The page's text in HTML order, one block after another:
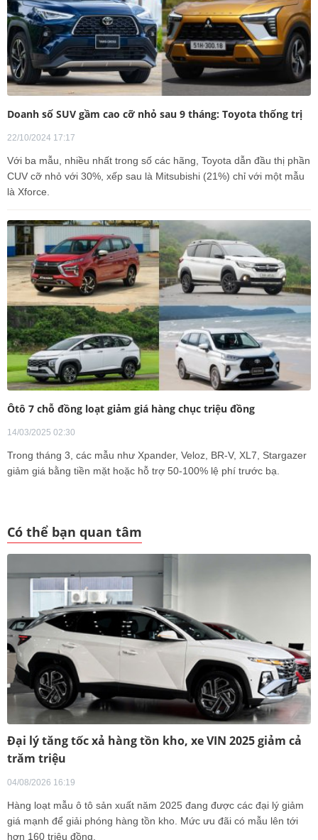
Doanh số SUV gầm cao cỡ nhỏ sau 9 tháng: Toyota thống trị
22/10/2024 17:17
Với ba mẫu, nhiều nhất trong số các hãng, Toyota dẫn đầu thị phần
CUV cỡ nhỏ với 30%, xếp sau là Mitsubishi (21%) chỉ với một mẫu
là Xforce.
Ôtô 7 chỗ đồng loạt giảm giá hàng chục triệu đồng
14/03/2025 02:30
Trong tháng 3, các mẫu như Xpander, Veloz, BR-V, XL7, Stargazer
giảm giá bằng tiền mặt hoặc hỗ trợ 50-100% lệ phí trước bạ.
Có thể bạn quan tâm
Đại lý tăng tốc xả hàng tồn kho, xe VIN 2025 giảm cả
trăm triệu
04/08/2026 16:19
Hàng loạt mẫu ô tô sản xuất năm 2025 đang được các đại lý giảm
giá mạnh để giải phóng hàng tồn kho. Mức ưu đãi có mẫu lên tới
hơn 160 triệu đồng.